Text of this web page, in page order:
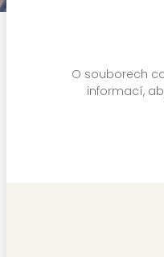
O souborech
informací,